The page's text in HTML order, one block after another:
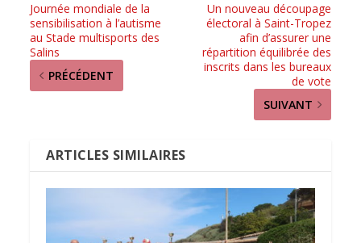
Journée mondiale de la
sensibilisation à l’autisme
au Stade multisports des
Salins
PRÉCÉDENT
Un nouveau découpage
électoral à Saint-Tropez
afin d’assurer une
répartition équilibrée des
inscrits dans les bureaux
de vote
SUIVANT
ARTICLES SIMILAIRES